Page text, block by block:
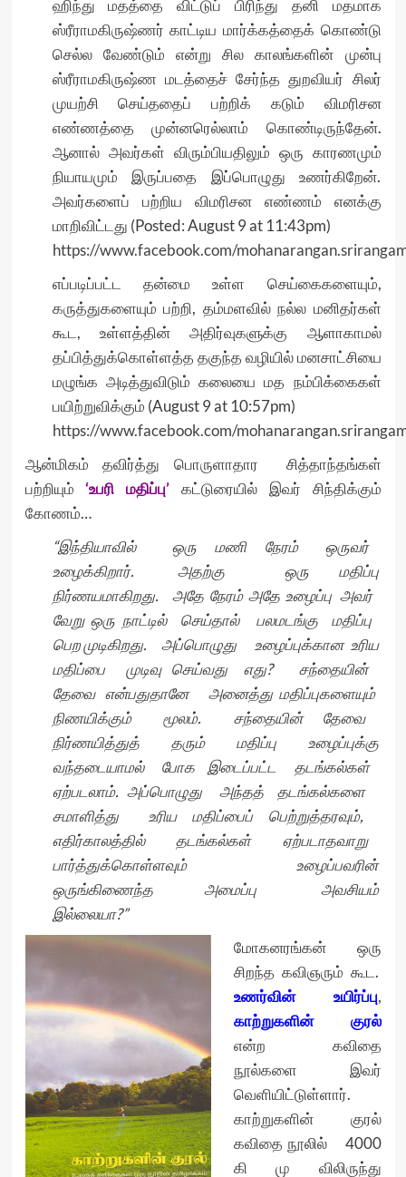
ஹிந்து மதத்தை விட்டுப் பிரிந்து தனி மதமாக
ஸ்ரீராமகிருஷ்ணர் காட்டிய மார்க்கத்தைக் கொண்டு
செல்ல வேண்டும் என்று சில காலங்களின் முன்பு
ஸ்ரீராமகிருஷ்ண மடத்தைச் சேர்ந்த துறவியர் சிலர்
முயற்சி செய்ததைப் பற்றிக் கடும் விமரிசன
எண்ணத்தை முன்னரெல்லாம் கொண்டிருந்தேன்.
ஆனால் அவர்கள் விரும்பியதிலும் ஒரு காரணமும்
நியாயமும் இருப்பதை இப்பொழுது உணர்கிறேன்.
அவர்களைப் பற்றிய விமரிசன எண்ணம் எனக்கு
மாறிவிட்டது (Posted: August 9 at 11:43pm)
https://www.facebook.com/
எப்படிப்பட்ட தன்மை உள்ள செய்கைகளையும்,
கருத்துகளையும் பற்றி, தம்மளவில் நல்ல மனிதர்கள்
கூட, உள்ளத்தின் அதிர்வுகளுக்கு ஆளாகாமல்
தப்பித்துக்கொள்ளத்த தகுந்த வழியில் மனசாட்சியை
மழுங்க அடித்துவிடும் கலையை மத நம்பிக்கைகள்
பயிற்றுவிக்கும் (August 9 at 10:57pm)
https://www.facebook.com/
ஆன்மிகம் தவிர்த்து பொருளாதார சித்தாந்தங்கள்
பற்றியும்‘உபரி மதிப்பு’
கட்டுரையில் இவர் சிந்திக்கும்
கோணம்…
“இந்தியாவில் ஒரு மணி நேரம் ஒருவர்
உழைக்கிறார். அதற்கு ஒரு மதிப்பு
நிர்ணயமாகிறது. அதே நேரம் அதே உழைப்பு அவர்
வேறு ஒரு நாட்டில் செய்தால் பலமடங்கு மதிப்பு
பெற முடிகிறது. அப்பொழுது உழைப்புக்கான உரிய
மதிப்பை முடிவு செய்வது எது? சந்தையின்
தேவை என்பதுதானே அனைத்து மதிப்புகளையும்
நிணயிக்கும் மூலம். சந்தையின் தேவை
நிர்ணயித்துத் தரும் மதிப்பு உழைப்புக்கு
வந்தடையாமல் போக இடைப்பட்ட தடங்கல்கள்
ஏற்படலாம். அப்பொழுது அந்தத் தடங்கல்களை
சமாளித்து உரிய மதிப்பைப் பெற்றுத்தரவும்,
எதிர்காலத்தில் தடங்கல்கள் ஏற்படாதவாறு
பார்த்துக்கொள்ளவும் உழைப்பவரின்
ஒருங்கிணைந்த அமைப்பு அவசியம்
இல்லையா?”
மோகனரங்கன் ஒரு
சிறந்த கவிஞரும் கூட.
உணர்வின் உயிர்ப்பு,
காற்றுகளின் குரல்
என்ற கவிதை
நூல்களை இவர்
வெளியிட்டுள்ளார்.
காற்றுகளின் குரல்
கவிதை நூலில் 4000
கி மு விலிருந்து